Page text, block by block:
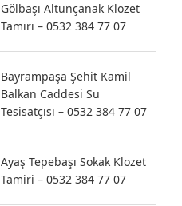
Gölbaşı Altunçanak Klozet
Tamiri – 0532 384 77 07
Bayrampaşa Şehit Kamil
Balkan Caddesi Su
Tesisatçısı – 0532 384 77 07
Ayaş Tepebaşı Sokak Klozet
Tamiri – 0532 384 77 07